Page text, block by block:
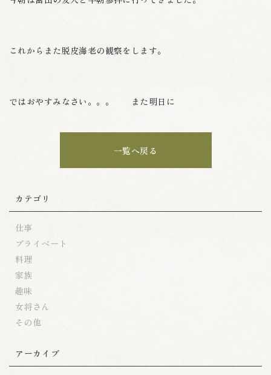
これからまた脱皮海老の観察をします。
ではおやすみなさい。。。 また明日に
一覧へ戻る
カテゴリ
仕事
プライベート
料理
家族
趣味
女将さん
その他
アーカイブ